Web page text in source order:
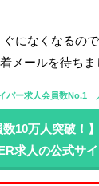
になくなるの
メールを待ちま
バー求人会員数No.1
数10万人突破！】
求人の公式サイ